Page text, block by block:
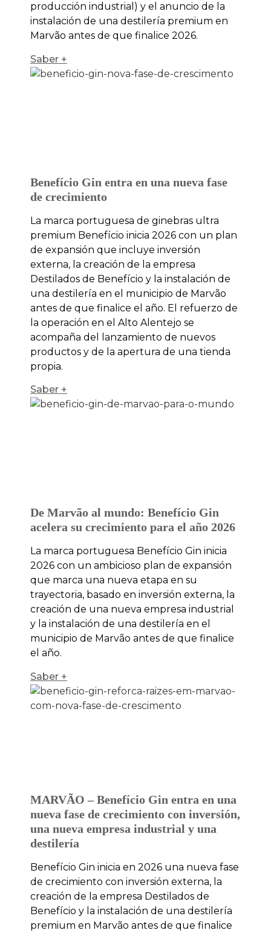
producción industrial) y el anuncio de la
instalación de una destilería premium en
Marvão antes de que finalice 2026.
Saber +
Benefício Gin entra en una nueva fase
de crecimiento
La marca portuguesa de ginebras ultra
premium Benefício inicia 2026 con un plan
de expansión que incluye inversión
externa, la creación de la empresa
Destilados de Benefício y la instalación de
una destilería en el municipio de Marvão
antes de que finalice el año. El refuerzo de
la operación en el Alto Alentejo se
acompaña del lanzamiento de nuevos
productos y de la apertura de una tienda
propia.
Saber +
De Marvão al mundo: Benefício Gin
acelera su crecimiento para el año 2026
La marca portuguesa Benefício Gin inicia
2026 con un ambicioso plan de expansión
que marca una nueva etapa en su
trayectoria, basado en inversión externa, la
creación de una nueva empresa industrial
y la instalación de una destilería en el
municipio de Marvão antes de que finalice
el año.
Saber +
MARVÃO – Benefício Gin entra en una
nueva fase de crecimiento con inversión,
una nueva empresa industrial y una
destilería
Benefício Gin inicia en 2026 una nueva fase
de crecimiento con inversión externa, la
creación de la empresa Destilados de
Benefício y la instalación de una destilería
premium en Marvão antes de que finalice